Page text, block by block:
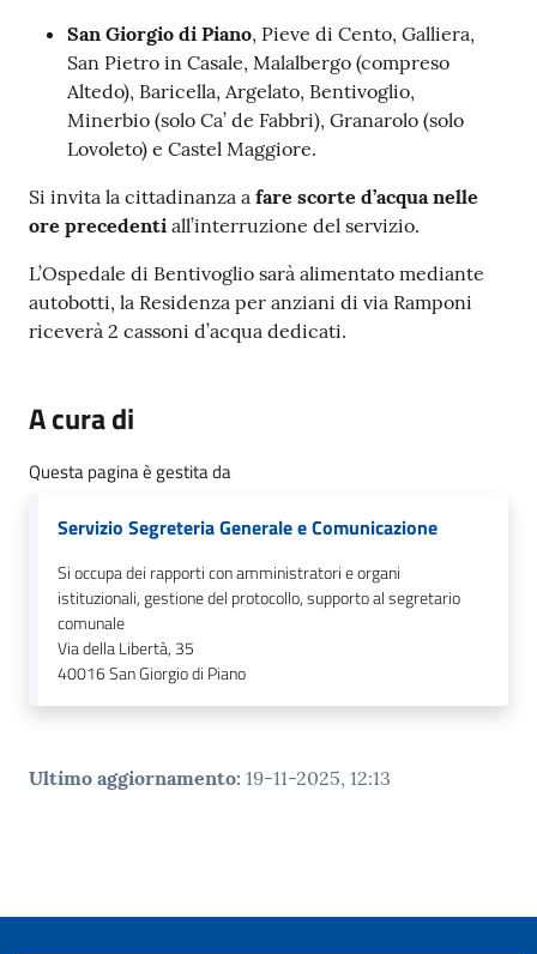
O
n
l
i
n
e
gli
Seguici
San Giorgio di Piano, Pieve di Cento, Galliera,
San Pietro in Casale, Malalbergo (compreso
Altedo), Baricella, Argelato, Bentivoglio,
Minerbio (solo Ca’ de Fabbri), Granarolo (solo
Lovoleto) e Castel Maggiore.
Si invita la cittadinanza a fare scorte d’acqua nelle
ore precedenti all’interruzione del servizio.
L’Ospedale di Bentivoglio sarà alimentato mediante
autobotti, la Residenza per anziani di via Ramponi
riceverà 2 cassoni d’acqua dedicati.
A cura di
Questa pagina è gestita da
Servizio Segreteria Generale e Comunicazione
Si occupa dei rapporti con amministratori e organi
istituzionali, gestione del protocollo, supporto al segretario
comunale
Via della Libertà, 35
40016San Giorgio di Piano
Ultimo aggiornamento: 19-11-2025, 12:13